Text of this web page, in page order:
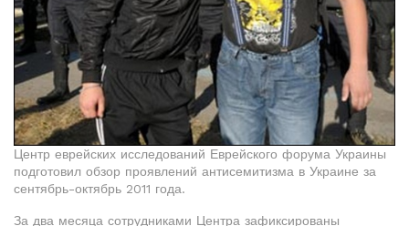
Центр еврейских исследований Еврейского форума Украины
подготовил обзор проявлений антисемитизма в Украине за
сентябрь-октябрь 2011 года.
За два месяца сотрудниками Центра зафиксированы